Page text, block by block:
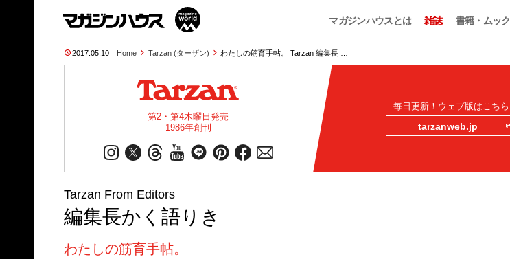
マガジンハウスとは 雑誌 書籍・ムック
2017.05.10 Home Tarzan (ターザン) わたしの筋育手帖。 Tarzan 編集長 …
第2・第4木曜日発売
1986年創刊
毎日更新！ウェブ版はこちら
tarzanweb.jp
Tarzan From Editors
編集長かく語りき
わたしの筋育手帖。